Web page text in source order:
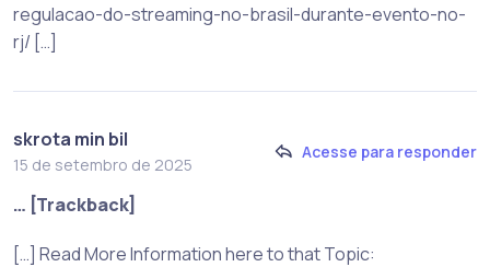
regulacao-do-streaming-no-brasil-durante-evento-no-
rj/ […]
skrota min bil
15 de setembro de 2025
Acesse para responder
… [Trackback]
[…] Read More Information here to that Topic: